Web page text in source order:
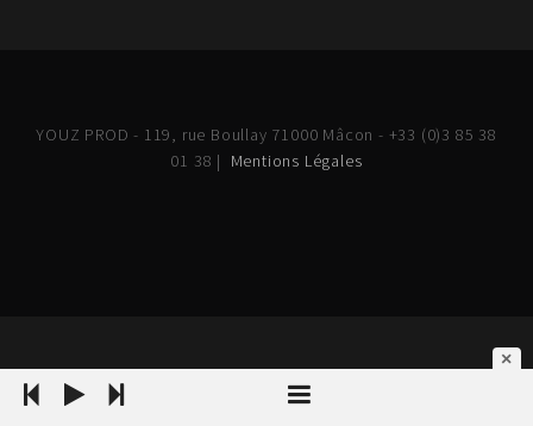
YOUZ PROD - 119, rue Boullay 71000 Mâcon - +33 (0)3 85 38
01 38 | Mentions Légales